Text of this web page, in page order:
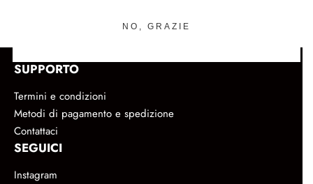
SUPPORTO
Termini e condizioni
Metodi di pagamento e spedizione
Contattaci
SEGUICI
Instagram
NO, GRAZIE